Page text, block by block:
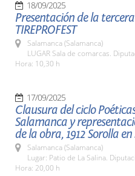
18/09/2025
Presentación de la
TIREPROFEST
Salamanca (Salamanca)
LUGAR Sala de comarcas.
Hora: 10,30 h
17/09/2025
Clausura del ciclo
Salamanca y
de la obra, 1912 Sorolla
Salamanca (Salamanca)
Lugar: Patio de La Salina.
Hora: 20,00 h